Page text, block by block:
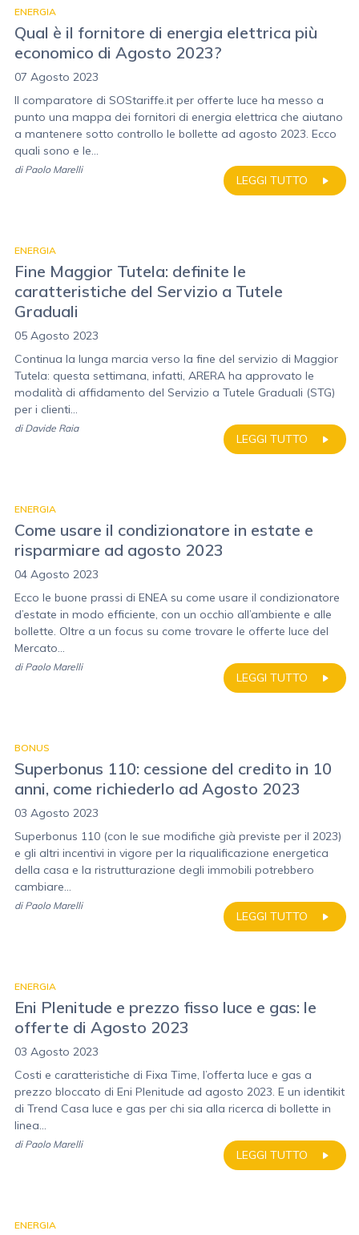
ENERGIA
Qual è il fornitore di energia elettrica più
economico di Agosto 2023?
07 Agosto 2023
Il comparatore di SOStariffe.it per offerte luce ha messo a
punto una mappa dei fornitori di energia elettrica che aiutano
a mantenere sotto controllo le bollette ad agosto 2023. Ecco
quali sono e le...
LEGGI TUTTO
di Paolo Marelli
ENERGIA
Fine Maggior Tutela: definite le
caratteristiche del Servizio a Tutele
Graduali
05 Agosto 2023
Continua la lunga marcia verso la fine del servizio di Maggior
Tutela: questa settimana, infatti, ARERA ha approvato le
modalità di affidamento del Servizio a Tutele Graduali (STG)
per i clienti...
LEGGI TUTTO
di Davide Raia
ENERGIA
Come usare il condizionatore in estate e
risparmiare ad agosto 2023
04 Agosto 2023
Ecco le buone prassi di ENEA su come usare il condizionatore
d’estate in modo efficiente, con un occhio all’ambiente e alle
bollette. Oltre a un focus su come trovare le offerte luce del
Mercato...
LEGGI TUTTO
di Paolo Marelli
BONUS
Superbonus 110: cessione del credito in 10
anni, come richiederlo ad Agosto 2023
03 Agosto 2023
Superbonus 110 (con le sue modifiche già previste per il 2023)
e gli altri incentivi in vigore per la riqualificazione energetica
della casa e la ristrutturazione degli immobili potrebbero
cambiare...
LEGGI TUTTO
di Paolo Marelli
ENERGIA
Eni Plenitude e prezzo fisso luce e gas: le
offerte di Agosto 2023
03 Agosto 2023
Costi e caratteristiche di Fixa Time, l’offerta luce e gas a
prezzo bloccato di Eni Plenitude ad agosto 2023. E un identikit
di Trend Casa luce e gas per chi sia alla ricerca di bollette in
linea...
LEGGI TUTTO
di Paolo Marelli
ENERGIA